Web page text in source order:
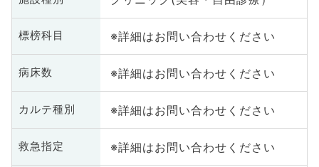
標榜科目 ※詳細はお問い合わせください
病床数 ※詳細はお問い合わせください
カルテ種別 ※詳細はお問い合わせください
救急指定 ※詳細はお問い合わせください